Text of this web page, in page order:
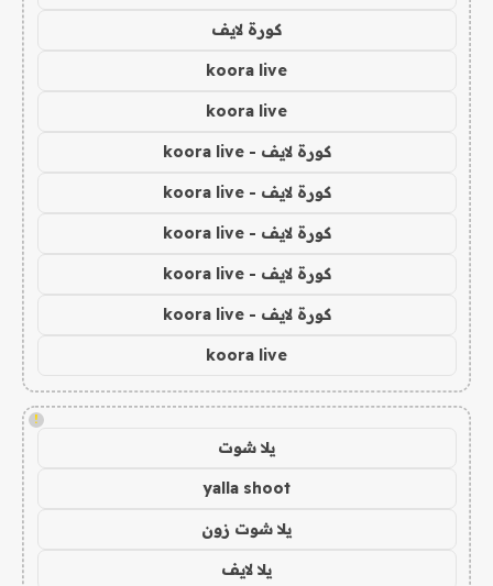
كورة لايف
koora live
koora live
كورة لايف - koora live
كورة لايف - koora live
كورة لايف - koora live
كورة لايف - koora live
كورة لايف - koora live
koora live
!
يلا شوت
yalla shoot
يلا شوت زون
يلا لايف